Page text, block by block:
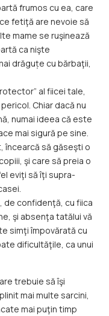
frumos cu ea, care
fetiţă are nevoie să
mame se ruşinează
ca nişte
drăguțe cu bărbaţii,
al fiicei tale,
Chiar dacă nu
numai ideea că este
mai sigură pe sine.
încearcă să găseşti o
şi care să preia o
eviţi să îţi supra-
de confidenţă, cu fiica
şi absenţa tatălui vă
simţi împovărată cu
dificultăţile, ca unui
trebuie să îşi
mai multe sarcini,
mai puţin timp